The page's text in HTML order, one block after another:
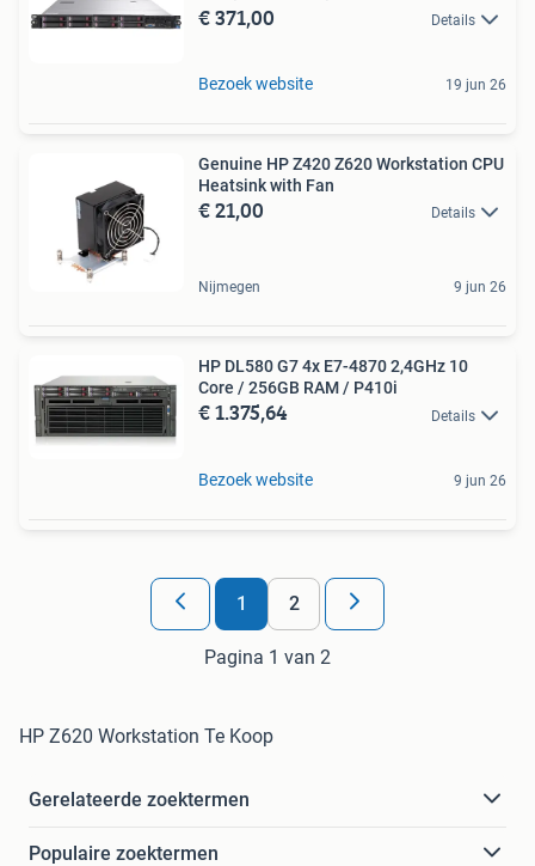
€ 371,00 Details
Bezoek website 19 jun 26
Genuine HP Z420 Z620 Workstation CPU
Heatsink with Fan
€ 21,00 Details
Nijmegen 9 jun 26
HP DL580 G7 4x E7-4870 2,4GHz 10
Core / 256GB RAM / P410i
€ 1.375,64 Details
Bezoek website 9 jun 26
1 2
Pagina 1 van 2
HP Z620 Workstation Te Koop
Gerelateerde zoektermen
Populaire zoektermen